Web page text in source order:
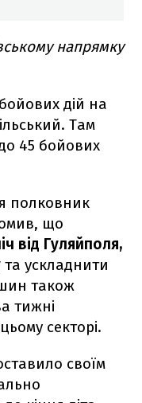
напрямку
дій на
Там
45 бойових
полковник
що
від Гуляйполя,
та ускладнити
також
тижні
секторі.
своїм